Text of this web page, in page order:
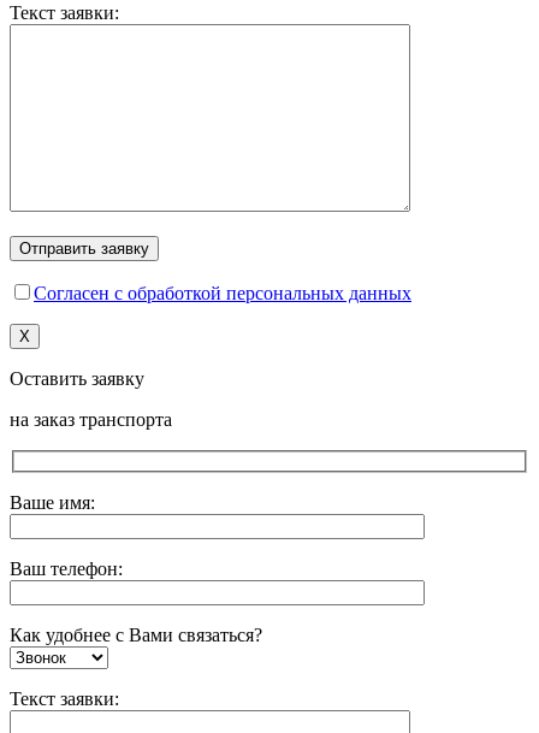
Текст заявки:
Согласен с обработкой персональных данных
X
Оставить заявку
на заказ транспорта
Ваше имя:
Ваш телефон:
Как удобнее с Вами связаться?
Текст заявки: